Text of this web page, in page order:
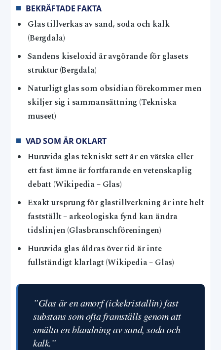
BEKRÄFTADE FAKTA
Glas tillverkas av sand, soda och kalk
(Bergdala)
Sandens kiseloxid är avgörande för glasets
struktur (Bergdala)
Naturligt glas som obsidian förekommer men
skiljer sig i sammansättning (Tekniska
museet)
VAD SOM ÄR OKLART
Huruvida glas tekniskt sett är en vätska eller
ett fast ämne är fortfarande en vetenskaplig
debatt (Wikipedia – Glas)
Exakt ursprung för glastillverkning är inte helt
fastställt – arkeologiska fynd kan ändra
tidslinjen (Glasbranschföreningen)
Huruvida glas åldras över tid är inte
fullständigt klarlagt (Wikipedia – Glas)
”Glas är en amorf (ickekristallin) fast
substans som ofta framställs genom att
smälta en blandning av sand, soda och
kalk.”